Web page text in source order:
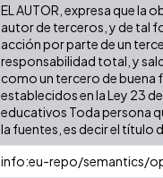
EL AUTOR, expresa que la
autor de terceros, y de tal
acción por parte de un
responsabilidad total, y
como un tercero de buena
establecidos en la Ley 23
educativos Toda persona
la fuentes, es decir el título
info:eu-repo/semantics/